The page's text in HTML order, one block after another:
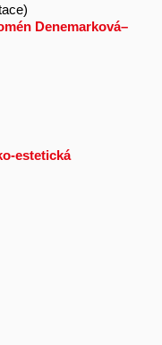
Denemarková–
estetická